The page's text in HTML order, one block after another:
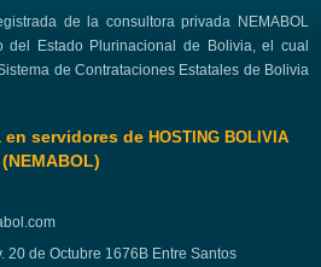
de la consultora privada NEMABOL
del Estado Plurinacional de Bolivia, el cual
de Contrataciones Estatales de Bolivia
servidores de HOSTING BOLIVIA
(NEMABOL)
20 de Octubre 1676B Entre Santos